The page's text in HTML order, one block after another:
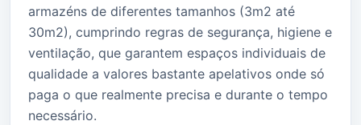
armazéns de diferentes tamanhos (3m2 até
30m2), cumprindo regras de segurança, higiene e
ventilação, que garantem espaços individuais de
qualidade a valores bastante apelativos onde só
paga o que realmente precisa e durante o tempo
necessário.